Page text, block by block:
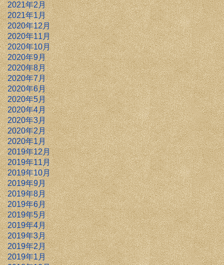
2021年2月
2021年1月
2020年12月
2020年11月
2020年10月
2020年9月
2020年8月
2020年7月
2020年6月
2020年5月
2020年4月
2020年3月
2020年2月
2020年1月
2019年12月
2019年11月
2019年10月
2019年9月
2019年8月
2019年6月
2019年5月
2019年4月
2019年3月
2019年2月
2019年1月